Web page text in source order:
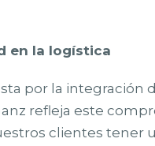
en la logística
por la integración
refleja este
clientes tener